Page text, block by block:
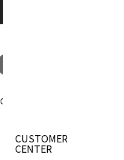
CUSTOMER
CENTER
이벤트